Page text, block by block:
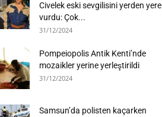
Civelek eski sevgilisini yerden yere
vurdu: Çok...
31/12/2024
Pompeiopolis Antik Kenti’nde
mozaikler yerine yerleştirildi
31/12/2024
Samsun’da polisten kaçarken